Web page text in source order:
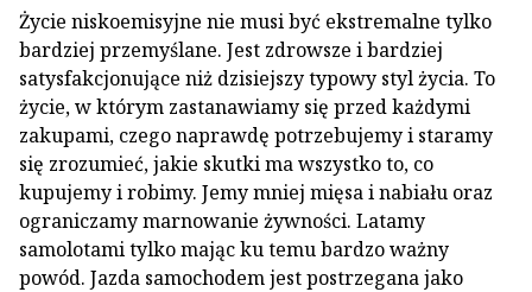
Życie niskoemisyjne nie musi być ekstremalne tylko
bardziej przemyślane. Jest zdrowsze i bardziej
satysfakcjonujące niż dzisiejszy typowy styl życia. To
życie, w którym zastanawiamy się przed każdymi
zakupami, czego naprawdę potrzebujemy i staramy
się zrozumieć, jakie skutki ma wszystko to, co
kupujemy i robimy. Jemy mniej mięsa i nabiału oraz
ograniczamy marnowanie żywności. Latamy
samolotami tylko mając ku temu bardzo ważny
powód. Jazda samochodem jest postrzegana jako